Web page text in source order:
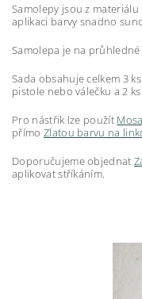
Samolepy jsou z
aplikaci barvy snadno
Samolepa je na
Sada obsahuje celkem 3
pistole nebo válečku a 2
Pro nástřik lze použít
přímo Zlatou barvu na
Doporučujeme objednat
aplikovat stříkáním.